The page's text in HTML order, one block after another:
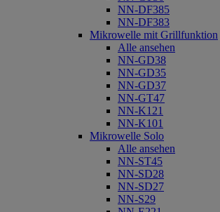
NN-DF385
NN-DF383
Mikrowelle mit Grillfunktion
Alle ansehen
NN-GD38
NN-GD35
NN-GD37
NN-GT47
NN-K121
NN-K101
Mikrowelle Solo
Alle ansehen
NN-ST45
NN-SD28
NN-SD27
NN-S29